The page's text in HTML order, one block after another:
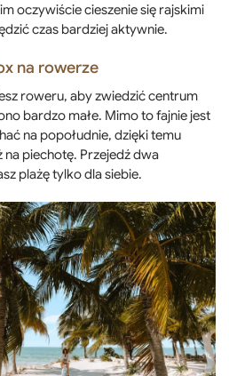
oczywiście cieszenie się rajskimi
czas bardziej aktywnie.
na rowerze
roweru, aby zwiedzić centrum
bardzo małe. Mimo to fajnie jest
na popołudnie, dzięki temu
piechotę. Przejedź dwa
plażę tylko dla siebie.